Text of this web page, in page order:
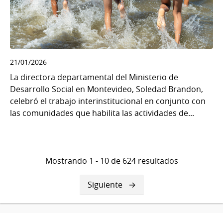
21/01/2026
La directora departamental del Ministerio de
Desarrollo Social en Montevideo, Soledad Brandon,
celebró el trabajo interinstitucional en conjunto con
las comunidades que habilita las actividades de...
Mostrando 1 - 10 de 624 resultados
Siguiente
página
Siguiente